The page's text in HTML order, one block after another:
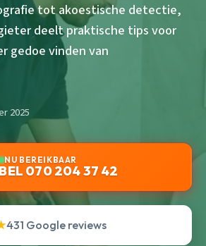
tot akoestische detectie,
deelt praktische tips voor
gedoe vinden van
2025
NU BEREIKBAAR
BEL 070 204 37 42
431 Google reviews